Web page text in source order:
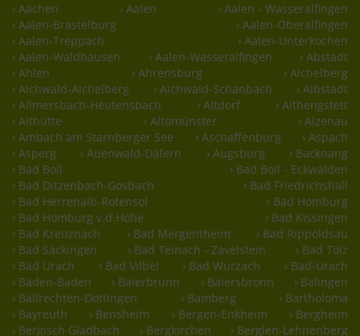
› Aachen › Aalen
› Aalen - Wasseralfingen
› Aalen-Brastelburg
› Aalen-Oberalfingen
› Aalen-Treppach
› Aalen-Unterkochen
› Aalen-Waldhausen
› Aalen-Wasseralfingen
› Abstadt
› Ahlen
› Ahrensburg
› Aichelberg
› Aichwald-Aichelberg
› Aichwald-Schanbach
› Albstadt
› Allmersbach-Heutensbach
› Altdorf
› Althengstett
› Althütte
› Altomünster
› Alzenau
› Ambach am Starnberger See
› Aschaffenburg
› Aspach
› Asperg
› Auenwald-Däfern › Augsburg
› Backnang
› Bad Boll
› Bad Boll - Eckwälden
› Bad Ditzenbach-Gosbach
› Bad Friedrichshall
› Bad Herrenalb-Rotensol
› Bad Homburg
› Bad Homburg v.d.Höhe
› Bad Kissingen
› Bad Kreuznach
› Bad Mergentheim
› Bad Rippoldsau
› Bad Säckingen
› Bad Teinach - Zavelstein
› Bad Tölz
› Bad Urach
› Bad Vilbel › Bad Wurzach
› Bad-Urach
› Baden-Baden
› Baierbrunn › Baiersbronn
› Balingen
› Ballrechten-Dottingen
› Bamberg
› Bartholomä
› Bayreuth
› Bensheim › Bergen-Enkheim
› Bergheim
› Bergisch Gladbach
› Bergkirchen › Berglen-Lehnenberg